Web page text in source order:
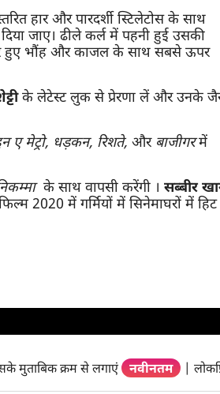
हार और पारदर्शी स्टिलेटोस के साथ
जाए। ढीले कर्ल में पहनी हुई उसकी
हुए भौंह और काजल के साथ सबसे ऊपर
के लेटेस्ट लुक से प्रेरणा लें और उनके
ए मेट्रो, धड़कन, रिशते, और बाजीगरमें
के साथ वापसी करेंगी । सब्बीर
2020 में गर्मियों में सिनेमाघरों में हिट
मुताबिक क्रम से लगाएं नवीनतम |